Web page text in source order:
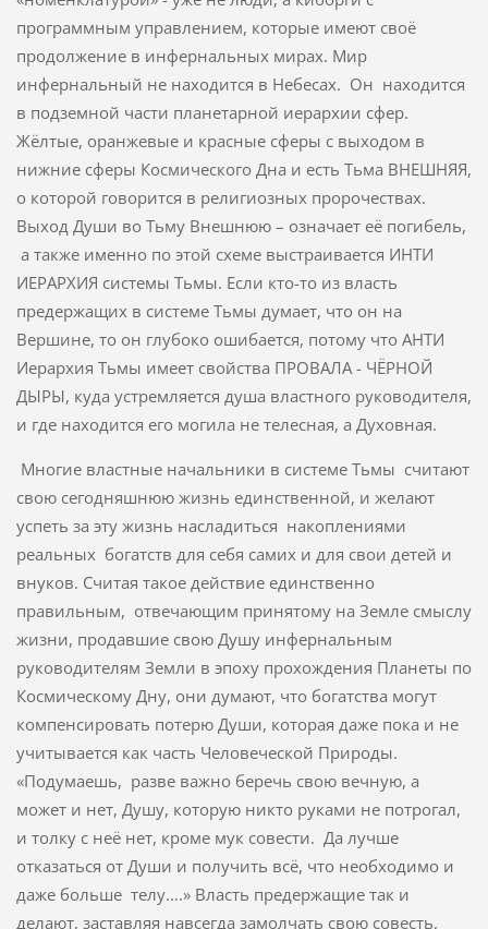
программным управлением, которые имеют своё
продолжение в инфернальных мирах. Мир
инфернальный не находится в Небесах. Он находится
в подземной части планетарной иерархии сфер.
Жёлтые, оранжевые и красные сферы с выходом в
нижние сферы Космического Дна и есть Тьма ВНЕШНЯЯ,
о которой говорится в религиозных пророчествах.
Выход Души во Тьму Внешнюю – означает её погибель,
а также именно по этой схеме выстраивается ИНТИ
ИЕРАРХИЯ системы Тьмы. Если кто-то из власть
предержащих в системе Тьмы думает, что он на
Вершине, то он глубоко ошибается, потому что АНТИ
Иерархия Тьмы имеет свойства ПРОВАЛА - ЧЁРНОЙ
ДЫРЫ, куда устремляется душа властного руководителя,
и где находится его могила не телесная, а Духовная.
Многие властные начальники в системе Тьмы считают
свою сегодняшнюю жизнь единственной, и желают
успеть за эту жизнь насладиться накоплениями
реальных богатств для себя самих и для свои детей и
внуков. Считая такое действие единственно
правильным, отвечающим принятому на Земле смыслу
жизни, продавшие свою Душу инфернальным
руководителям Земли в эпоху прохождения Планеты по
Космическому Дну, они думают, что богатства могут
компенсировать потерю Души, которая даже пока и не
учитывается как часть Человеческой Природы.
«Подумаешь, разве важно беречь свою вечную, а
может и нет, Душу, которую никто руками не потрогал,
и толку с неё нет, кроме мук совести. Да лучше
отказаться от Души и получить всё, что необходимо и
даже больше телу….» Власть предержащие так и
делают, заставляя навсегда замолчать свою совесть,